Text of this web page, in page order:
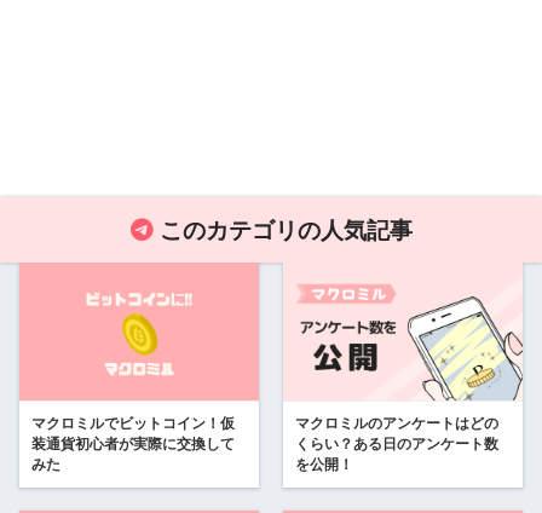
このカテゴリの人気記事
マクロミルでビットコイン！仮
装通貨初心者が実際に交換して
みた
マクロミルのアンケートはどの
くらい？ある日のアンケート数
を公開！